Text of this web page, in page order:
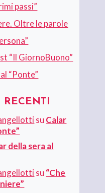
passi”
Oltre le parole
“Il GiornoBuono”
“Ponte”
su Calar
della sera al
su “Che